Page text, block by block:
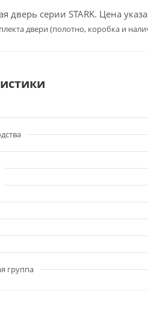
дверь серии STARK. Цена
двери (полотно, коробка и
группа